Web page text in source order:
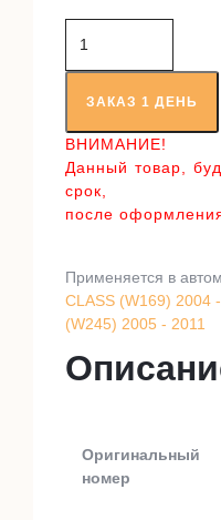
товара
Приводной
валЗАКАЗ 1 ДЕНЬ
ВНИМАНИЕ!
Данный товар,
срок,
после оформления
Применяется в
CLASS (W169) 2004
(W245) 2005 - 2011
Оригинальный
номер